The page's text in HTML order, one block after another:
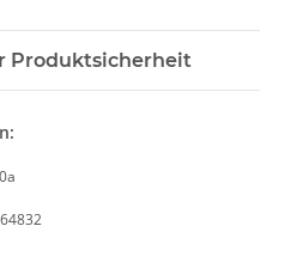
Produktsicherheit